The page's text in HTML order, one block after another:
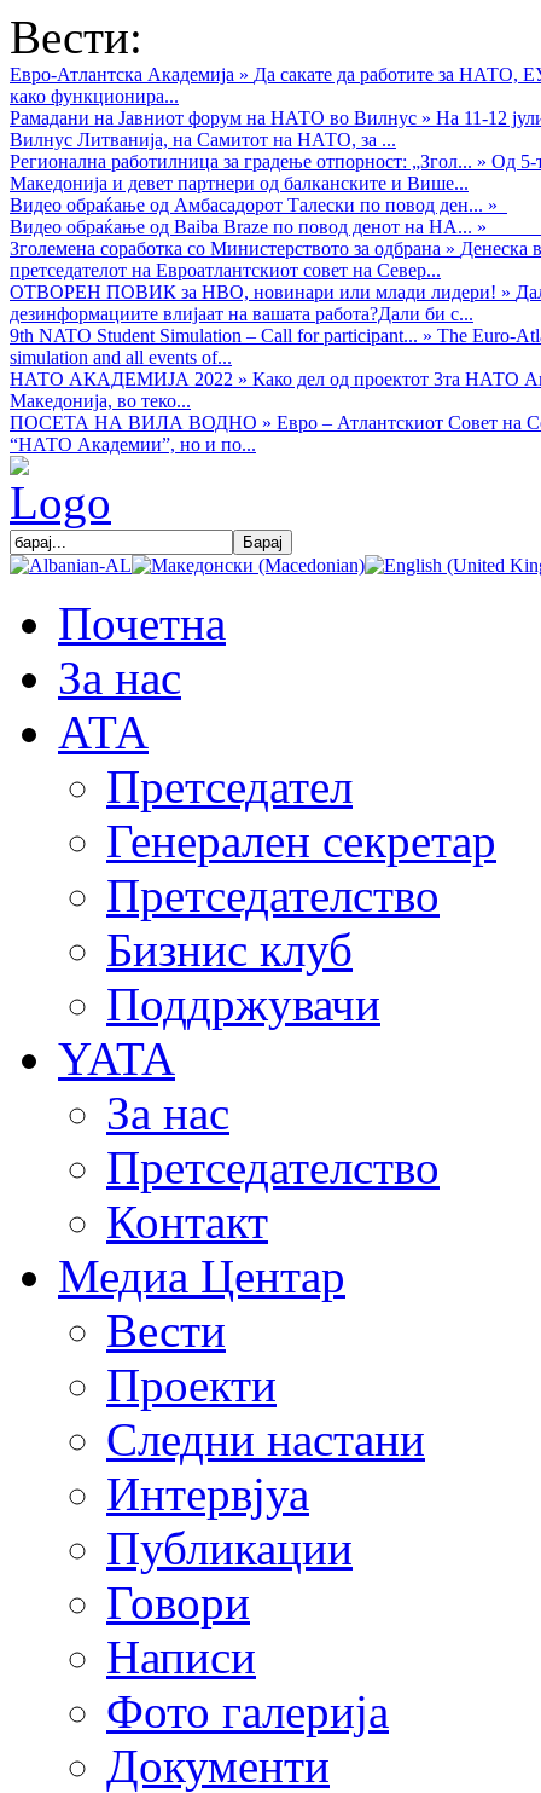
Вести:
Евро-Атлантска Академија » Да сакате да работите за НАТО,
како функционира...
Рамадани на Јавниот форум на НАТО во Вилнус » На 11-12
Вилнус Литванија, на Самитот на НАТО, за ...
Регионална работилница за градење отпорност: „Згол... » Од 5-
Македонија и девет партнери од балканските и Више...
Видео обраќањe од Амбасадорот Талески по повод ден... »
Видео обраќање од Baiba Braze по повод денот на НА... »
Зголемена соработка со Министерството за одбрана » Денеска
претседателот на Евроатлантскиот совет на Север...
ОТВОРЕН ПОВИК за НВО, новинари или млади лидери! »
дезинформациите влијаат на вашата работа?Дали би с...
9th NATO Student Simulation – Call for participant... » The Euro-
simulation and all events of...
НАТО АКАДЕМИЈА 2022 » Како дел од проектот 3та НАТО
Македонија, во теко...
ПОСЕТА НА ВИЛА ВОДНО » Евро – Атлантскиот Совет на
“НАТО Академии”, но и по...
Почетна
За нас
АТА
Претседател
Генерален секретар
Претседателство
Бизнис клуб
Поддржувачи
YATA
За нас
Претседателство
Контакт
Медиа Центар
Вести
Проекти
Следни настани
Интервјуа
Публикации
Говори
Написи
Фото галерија
Документи